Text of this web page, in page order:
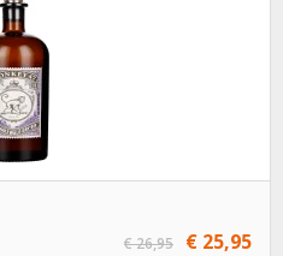
€ 26,95 € 25,95